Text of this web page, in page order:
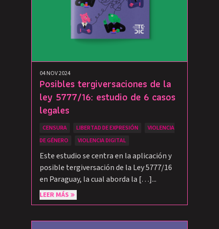
04 NOV 2024
Posibles tergiversaciones de la
ley 5777/16: estudio de 6 casos
legales
CENSURA LIBERTAD DE EXPRESIÓN
VIOLENCIA
DE GÉNERO
VIOLENCIA DIGITAL
Este estudio se centra en la aplicación y
posible tergiversación de la Ley 5777/16
en Paraguay, la cual aborda la […]...
LEER MÁS